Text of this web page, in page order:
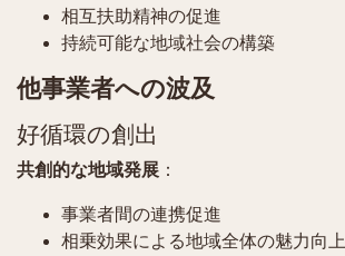
相互扶助精神の促進
持続可能な地域社会の構築
他事業者への波及
好循環の創出
共創的な地域発展 ：
事業者間の連携促進
相乗効果による地域全体の魅力向上